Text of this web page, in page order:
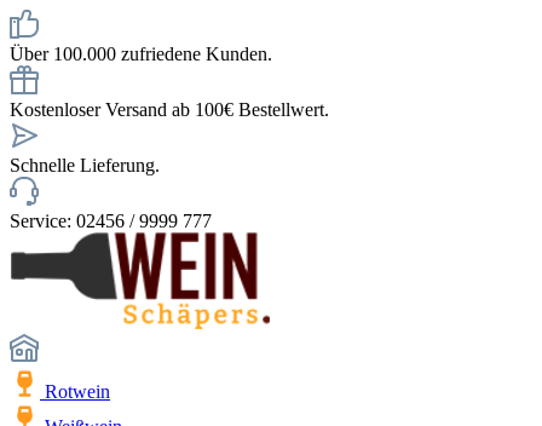
Über 100.000 zufriedene Kunden.
Kostenloser Versand ab 100€ Bestellwert.
Schnelle Lieferung.
Service: 02456 / 9999 777
Rotwein